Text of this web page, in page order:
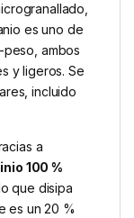
es uno de
ambos
y ligeros. Se
incluido
a
100 %
que disipa
es un 20 %